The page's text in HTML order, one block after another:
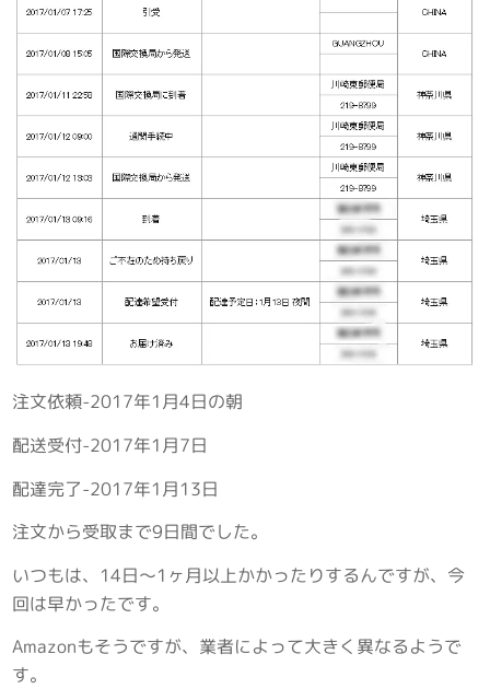
注文依頼-2017年1月4日の朝
配送受付-2017年1月7日
配達完了-2017年1月13日
注文から受取まで9日間でした。
いつもは、14日～1ヶ月以上かかったりするんですが、今
回は早かったです。
Amazonもそうですが、業者によって大きく異なるようで
す。